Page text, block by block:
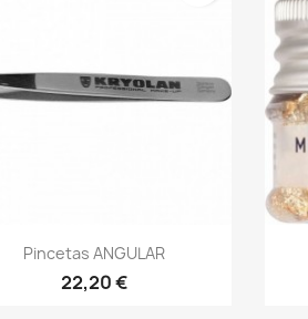
Greita peržiūra
Pincetas ANGULAR
22,20 €